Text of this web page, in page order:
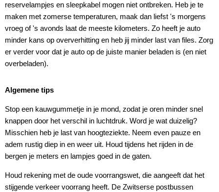
reservelampjes en sleepkabel mogen niet ontbreken. Heb je te
maken met zomerse temperaturen, maak dan liefst 's morgens
vroeg of 's avonds laat de meeste kilometers. Zo heeft je auto
minder kans op oververhitting en heb jij minder last van files. Zorg
er verder voor dat je auto op de juiste manier beladen is (en niet
overbeladen).
Algemene tips
Stop een kauwgummetje in je mond, zodat je oren minder snel
knappen door het verschil in luchtdruk. Word je wat duizelig?
Misschien heb je last van hoogteziekte. Neem even pauze en
adem rustig diep in en weer uit. Houd tijdens het rijden in de
bergen je meters en lampjes goed in de gaten.
Houd rekening met de oude voorrangswet, die aangeeft dat het
stijgende verkeer voorrang heeft. De Zwitserse postbussen